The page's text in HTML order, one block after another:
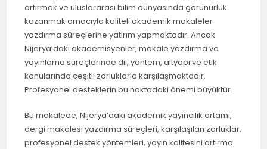
artırmak ve uluslararası bilim dünyasında görünürlük
kazanmak amacıyla kaliteli akademik makaleler
yazdırma süreçlerine yatırım yapmaktadır. Ancak
Nijerya’daki akademisyenler, makale yazdırma ve
yayınlama süreçlerinde dil, yöntem, altyapı ve etik
konularında çeşitli zorluklarla karşılaşmaktadır.
Profesyonel desteklerin bu noktadaki önemi büyüktür.
Bu makalede, Nijerya’daki akademik yayıncılık ortamı,
dergi makalesi yazdırma süreçleri, karşılaşılan zorluklar,
profesyonel destek yöntemleri, yayın kalitesini artırma